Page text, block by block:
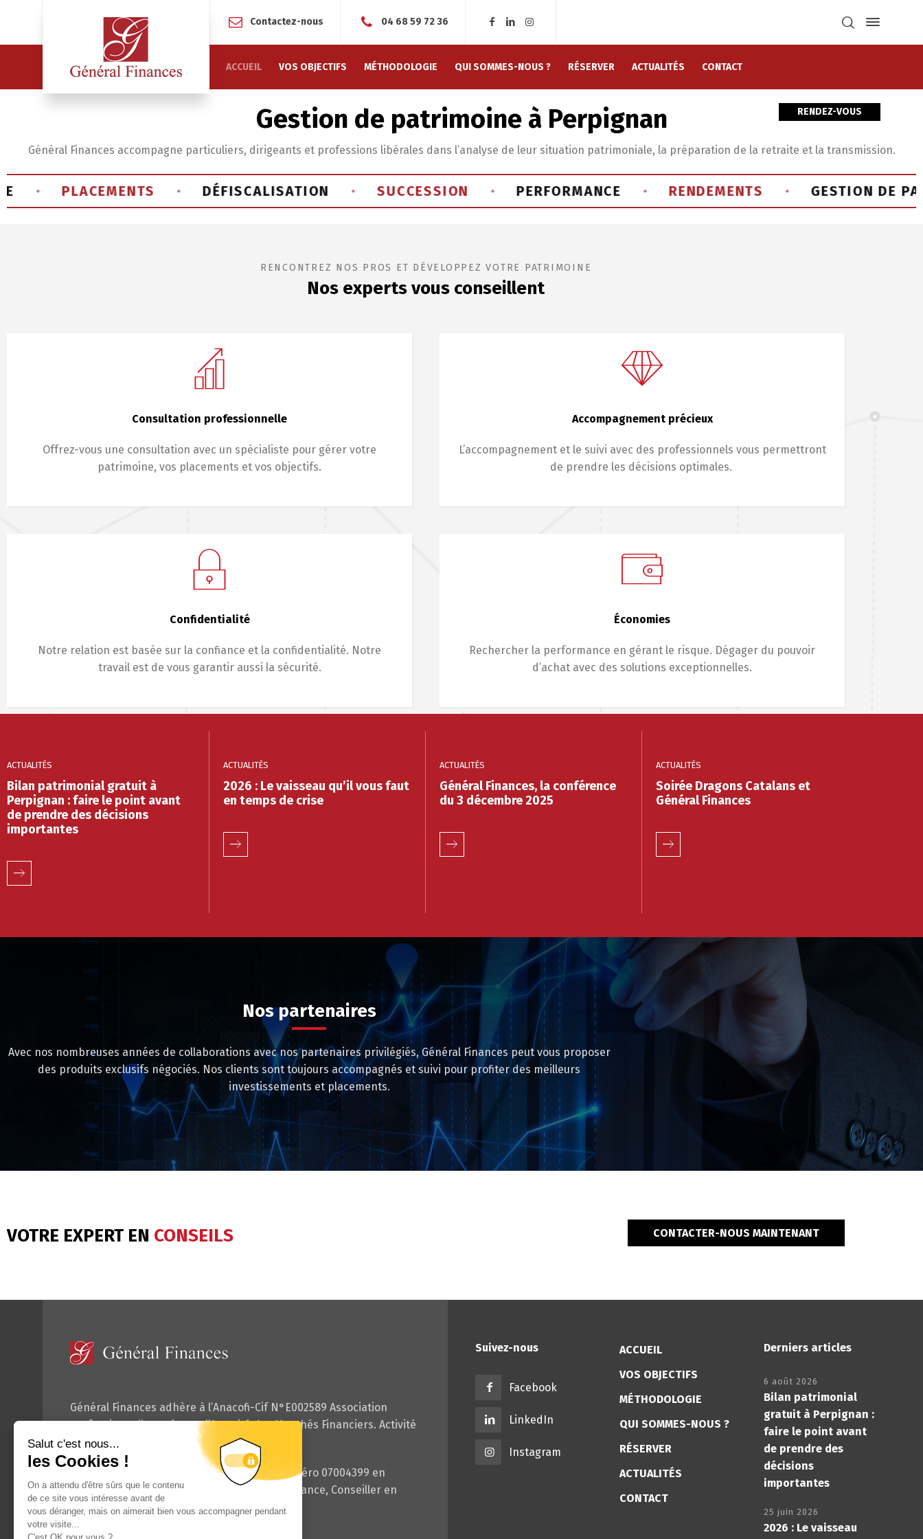
Contactez-nous 04 68 59 72 36
ACCUEIL VOS OBJECTIFS MÉTHODOLOGIE QUI SOMMES-NOUS ? RÉSERVER ACTUALITÉS CONTACT
RENDEZ-VOUS
Gestion de patrimoine à Perpignan
Général Finances accompagne particuliers, dirigeants et professions libérales dans l’analyse de leur situation patrimoniale, la préparation de la retraite et la transmission.
PLACEMENTS DÉFISCALISATION ◆ SUCCESSION ◆ PERFORMANCE ◆ RENDEMENTS GESTION DE
RENCONTREZ NOS PROS ET DÉVELOPPEZ VOTRE PATRIMOINE
Nos experts vous conseillent
Consultation professionnelle
Offrez-vous une consultation avec un spécialiste pour gérer votre
patrimoine, vos placements et vos objectifs.
Accompagnement précieux
L’accompagnement et le suivi avec des professionnels vous permettront
de prendre les décisions optimales.
Confidentialité
Notre relation est basée sur la confiance et la confidentialité. Notre
travail est de vous garantir aussi la sécurité.
Économies
Rechercher la performance en gérant le risque. Dégager du pouvoir
d’achat avec des solutions exceptionnelles.
ACTUALITÉS
Bilan patrimonial gratuit à
Perpignan : faire le point avant
de prendre des décisions
importantes
ACTUALITÉS
2026 : Le vaisseau qu’il vous faut
en temps de crise
ACTUALITÉS
Général Finances, la conférence
du 3 décembre 2025
ACTUALITÉS
Soirée Dragons Catalans et
Général Finances
Nos partenaires
Avec nos nombreuses années de collaborations avec nos partenaires privilégiés, Général Finances peut vous proposer
des produits exclusifs négociés. Nos clients sont toujours accompagnés et suivi pour profiter des meilleurs
investissements et placements.
VOTRE EXPERT EN CONSEILS CONTACTER-NOUS MAINTENANT
Général Finances adhère à l’Anacofi-Cif N°E002589 Association
professionnelle agrée par l’Autorité des Marchés Financiers. Activité
de démarchage financier.
www.orias.fr
sous le numéro 07004399 en
qualité de Courtier d’assurance ou de réassurance, Conseiller en
Investissements financiers.
Suivez-nous
Facebook
LinkedIn
Instagram
ACCUEIL
VOS OBJECTIFS
MÉTHODOLOGIE
QUI SOMMES-NOUS ?
RÉSERVER
ACTUALITÉS
CONTACT
Derniers articles
6 août 2026
Bilan patrimonial
gratuit à Perpignan :
faire le point avant
de prendre des
décisions
importantes
25 juin 2026
2026 : Le vaisseau